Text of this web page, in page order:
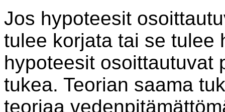
Jos hypoteesit
tulee korjata tai se tulee
hypoteesit osoittautuvat
tukea. Teorian saama
teoriaa